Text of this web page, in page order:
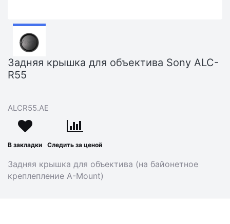
Задняя крышка для объектива Sony ALC-
R55
ALCR55.AE
В закладки Следить за ценой
Задняя крышка для объектива (на байонетное
креплепление A-Mount)